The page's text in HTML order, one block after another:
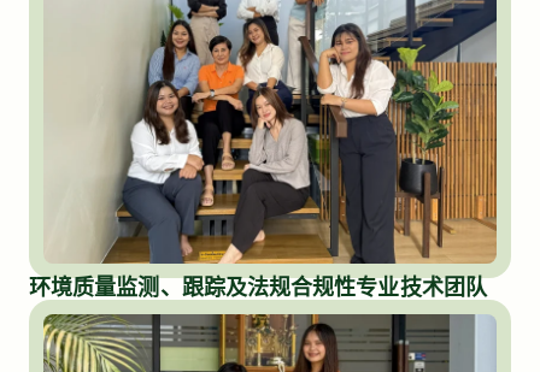
环境质量监测、跟踪及法规合规性专业技术团队